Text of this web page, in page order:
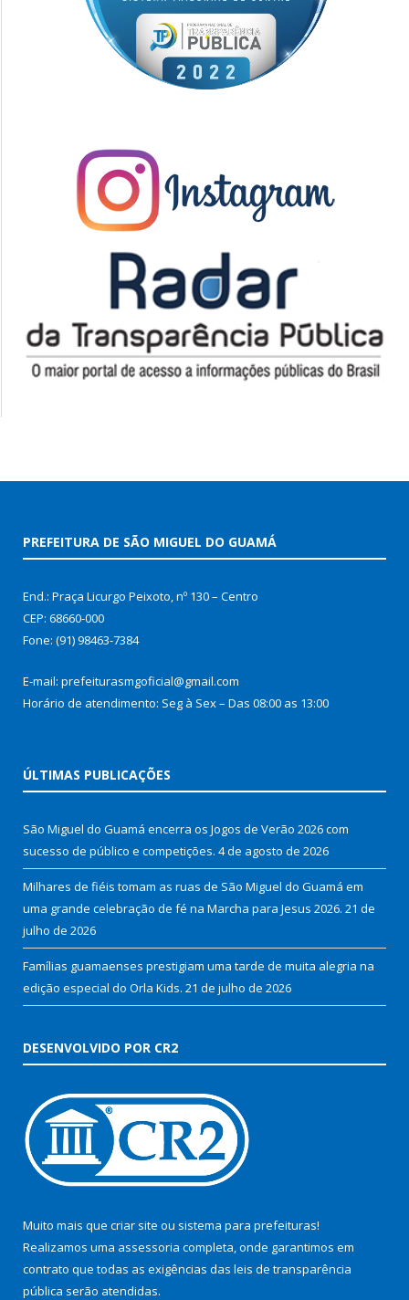
PREFEITURA DE SÃO MIGUEL DO GUAMÁ
End.: Praça Licurgo Peixoto, nº 130 – Centro
CEP: 68660-000
Fone: (91) 98463-7384
E-mail: prefeiturasmgoficial@gmail.com
Horário de atendimento: Seg à Sex – Das 08:00 as 13:00
ÚLTIMAS PUBLICAÇÕES
São Miguel do Guamá encerra os Jogos de Verão 2026 com
sucesso de público e competições. 4 de agosto de 2026
Milhares de fiéis tomam as ruas de São Miguel do Guamá em
uma grande celebração de fé na Marcha para Jesus 2026. 21 de
julho de 2026
Famílias guamaenses prestigiam uma tarde de muita alegria na
edição especial do Orla Kids. 21 de julho de 2026
DESENVOLVIDO POR CR2
Muito mais que criar site ou sistema para prefeituras!
Realizamos uma assessoria completa, onde garantimos em
contrato que todas as exigências das leis de transparência
pública serão atendidas.